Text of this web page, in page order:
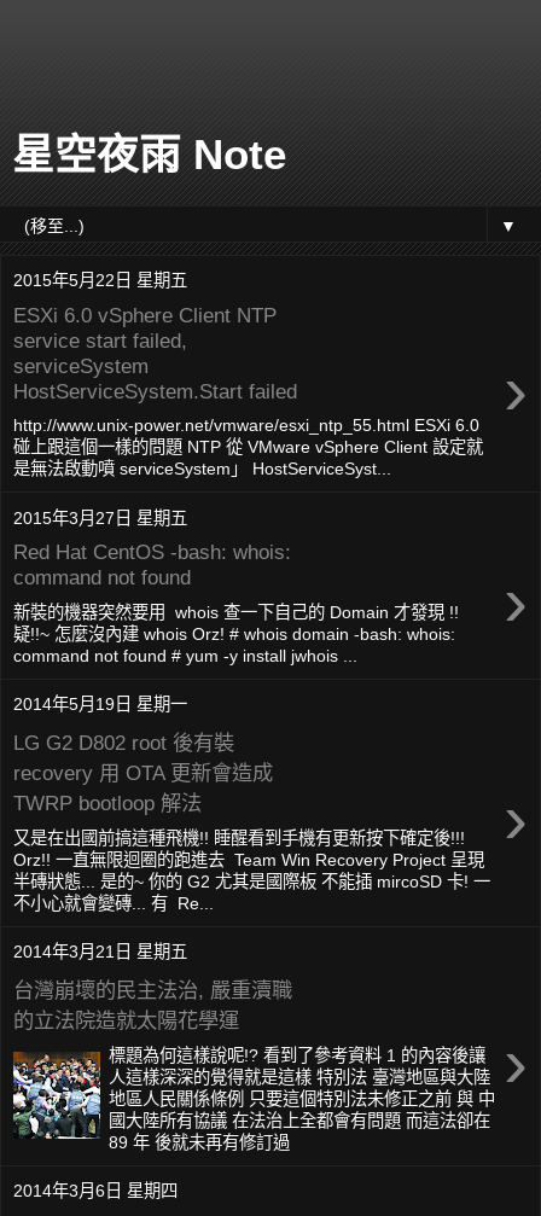
星空夜雨 Note
▼
2015年5月22日 星期五
ESXi 6.0 vSphere Client NTP
service start failed,
serviceSystem
HostServiceSystem.Start failed
›
http://www.unix-power.net/vmware/esxi_ntp_55.html ESXi 6.0
碰上跟這個一樣的問題 NTP 從 VMware vSphere Client 設定就
是無法啟動噴 serviceSystem」 HostServiceSyst...
2015年3月27日 星期五
Red Hat CentOS -bash: whois:
command not found
›
新裝的機器突然要用 whois 查一下自己的 Domain 才發現 !!
疑!!~ 怎麼沒內建 whois Orz! # whois domain -bash: whois:
command not found # yum -y install jwhois ...
2014年5月19日 星期一
LG G2 D802 root 後有裝
recovery 用 OTA 更新會造成
TWRP bootloop 解法
›
又是在出國前搞這種飛機!! 睡醒看到手機有更新按下確定後!!!
Orz!! 一直無限迴圈的跑進去 Team Win Recovery Project 呈現
半磚狀態... 是的~ 你的 G2 尤其是國際板 不能插 mircoSD 卡! 一
不小心就會變磚... 有 Re...
2014年3月21日 星期五
台灣崩壞的民主法治, 嚴重瀆職
的立法院造就太陽花學運
›
標題為何這樣說呢!? 看到了參考資料 1 的內容後讓
人這樣深深的覺得就是這樣 特別法 臺灣地區與大陸
地區人民關係條例 只要這個特別法未修正之前 與 中
國大陸所有協議 在法治上全都會有問題 而這法卻在
89 年 後就未再有修訂過
2014年3月6日 星期四